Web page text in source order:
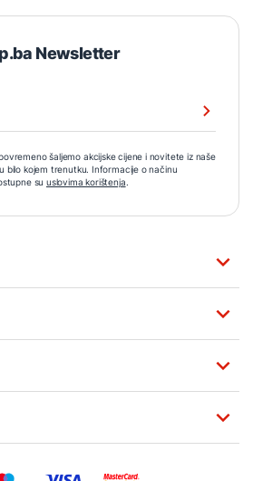
Newsletter
šaljemo akcijske cijene i novitete iz naše
bilo kojem trenutku. Informacije o načinu
su uslovima korištenja.